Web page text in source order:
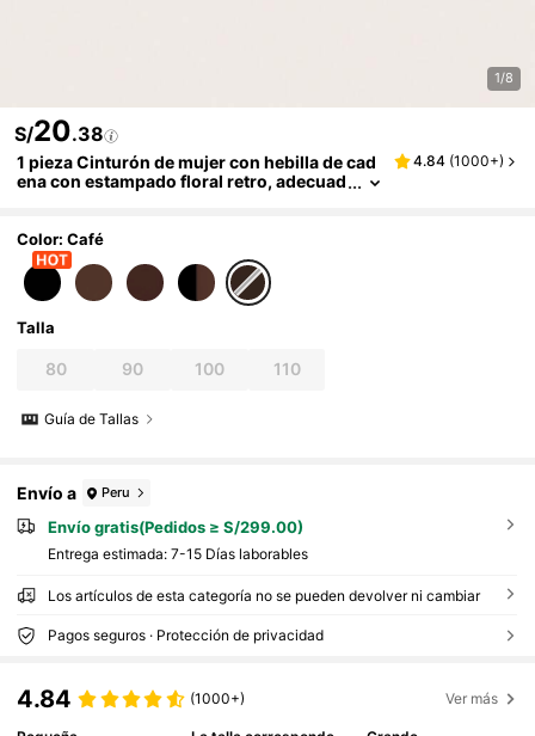
1/8
S/20.38
1 pieza Cinturón de mujer con hebilla de cad
ena con estampado floral retro, adecuad
4.84 (1000+)
Color: Café
Talla
80 90 100 110
Guía de Tallas
Envío a Peru
Envío gratis(Pedidos ≥ S/299.00)
Entrega estimada: 7-15 Días laborables
Los artículos de esta categoría no se pueden devolver ni cambiar
Pagos seguros · Protección de privacidad
4.84 (1000+) Ver más